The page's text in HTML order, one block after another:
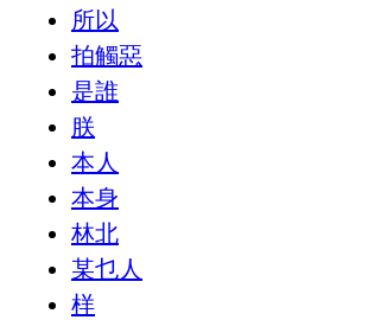
所以
拍觸惡
是誰
朕
本人
本身
林北
某乜人
样